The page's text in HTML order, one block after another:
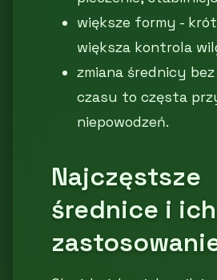
większe formy -
większa kontrola
zmiana średnicy
czasu to częsta
niepowodzeń.
Najczęstsze
średnice i ich